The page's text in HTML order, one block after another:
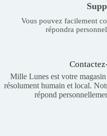
Vous pouvez facilement
répondra
Mille Lunes est votre
résolument humain et local.
répond